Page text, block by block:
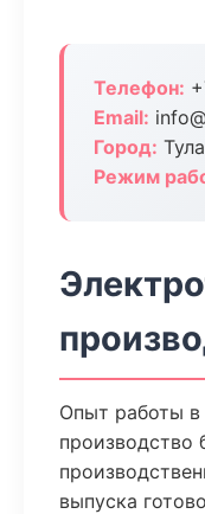
Телефон:
Email:
Город: Тула
Режим
Опыт работы в
производство
выпуска